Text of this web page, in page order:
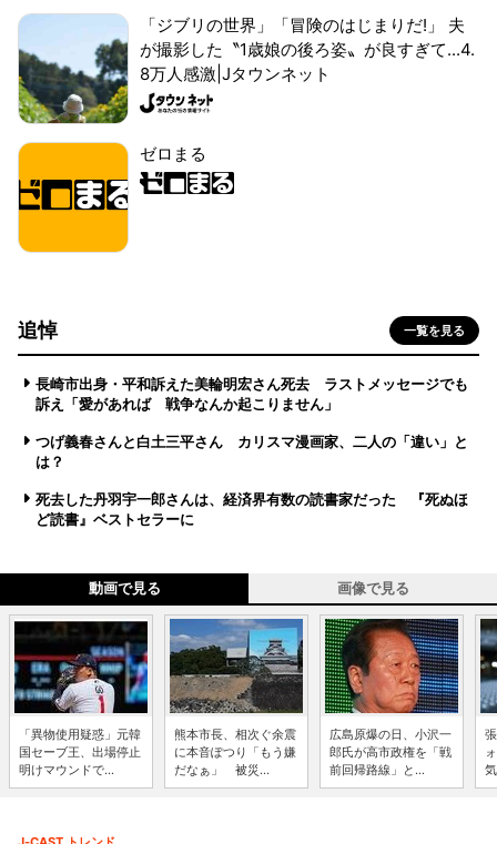
「ジブリの世界」「冒険のはじまりだ!」 夫
が撮影した〝1歳娘の後ろ姿〟が良すぎて...4.
8万人感激|Jタウンネット
ゼロまる
追悼 一覧を見る
長崎市出身・平和訴えた美輪明宏さん死去 ラストメッセージでも
訴え「愛があれば 戦争なんか起こりません」
つげ義春さんと白土三平さん カリスマ漫画家、二人の「違い」と
は？
死去した丹羽宇一郎さんは、経済界有数の読書家だった 『死ぬほ
ど読書』ベストセラーに
動画で見る 画像で見る
「異物使用疑惑」元韓
国セーブ王、出場停止
明けマウンドで...
熊本市長、相次ぐ余震
に本音ぽつり「もう嫌
だなぁ」 被災...
広島原爆の日、小沢一
郎氏が高市政権を「戦
前回帰路線」と...